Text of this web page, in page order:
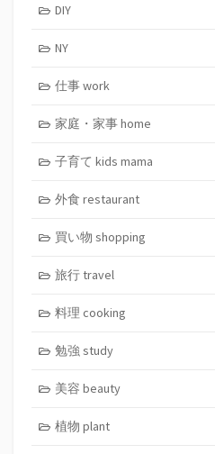
DIY
NY
仕事 work
家庭・家事 home
子育て kids mama
外食 restaurant
買い物 shopping
旅行 travel
料理 cooking
勉強 study
美容 beauty
植物 plant